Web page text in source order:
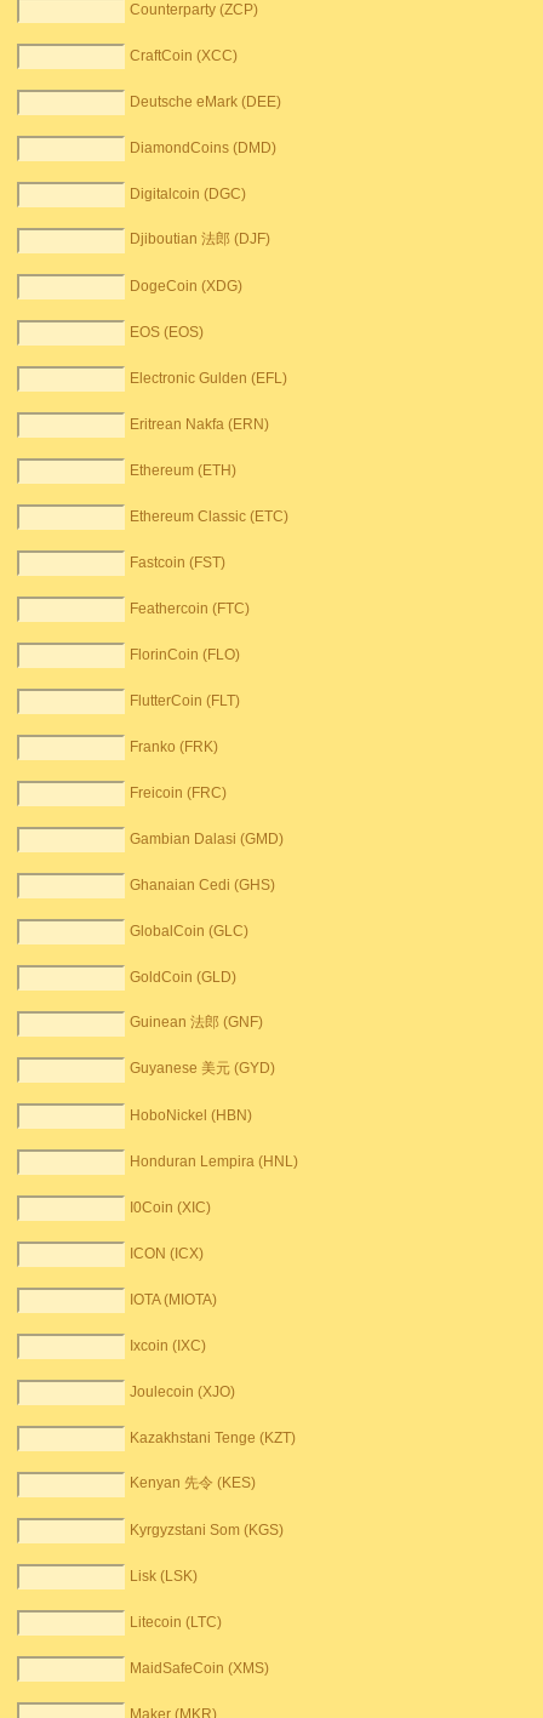
Counterparty (ZCP)
CraftCoin (XCC)
Deutsche eMark (DEE)
DiamondCoins (DMD)
Digitalcoin (DGC)
Djiboutian 法郎 (DJF)
DogeCoin (XDG)
EOS (EOS)
Electronic Gulden (EFL)
Eritrean Nakfa (ERN)
Ethereum (ETH)
Ethereum Classic (ETC)
Fastcoin (FST)
Feathercoin (FTC)
FlorinCoin (FLO)
FlutterCoin (FLT)
Franko (FRK)
Freicoin (FRC)
Gambian Dalasi (GMD)
Ghanaian Cedi (GHS)
GlobalCoin (GLC)
GoldCoin (GLD)
Guinean 法郎 (GNF)
Guyanese 美元 (GYD)
HoboNickel (HBN)
Honduran Lempira (HNL)
I0Coin (XIC)
ICON (ICX)
IOTA (MIOTA)
Ixcoin (IXC)
Joulecoin (XJO)
Kazakhstani Tenge (KZT)
Kenyan 先令 (KES)
Kyrgyzstani Som (KGS)
Lisk (LSK)
Litecoin (LTC)
MaidSafeCoin (XMS)